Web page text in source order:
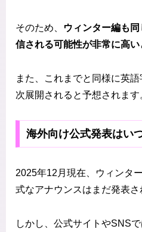
そのため、
ウィンター編も
信される可能性が非常に高い
また、これまでと同様に英
次展開されると予想されます
海外向け公式発表はい
2025年12月現在、ウィンタ
式なアナウンスはまだ発表さ
しかし、公式サイトやSNS